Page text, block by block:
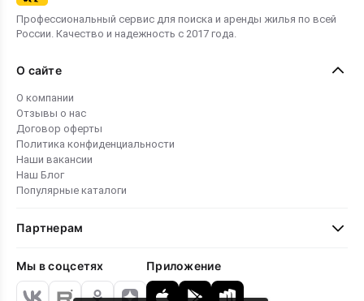
Профессиональный сервис для поиска и аренды жилья по всей
России. Качество и надежность с 2017 года.
О сайте
О компании
Отзывы о нас
Договор оферты
Политика конфиденциальности
Наши вакансии
Наш Блог
Популярные каталоги
Партнерам
Мы в соцсетях Приложение